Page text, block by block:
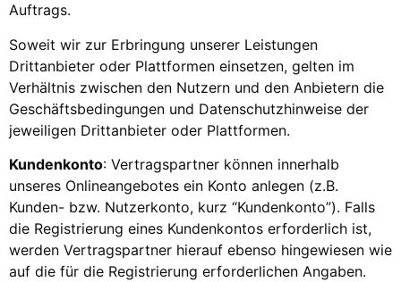
Auftrags.
Soweit wir zur Erbringung unserer Leistungen
Drittanbieter oder Plattformen einsetzen, gelten im
Verhältnis zwischen den Nutzern und den Anbietern die
Geschäftsbedingungen und Datenschutzhinweise der
jeweiligen Drittanbieter oder Plattformen.
Kundenkonto: Vertragspartner können innerhalb
unseres Onlineangebotes ein Konto anlegen (z.B.
Kunden- bzw. Nutzerkonto, kurz “Kundenkonto”). Falls
die Registrierung eines Kundenkontos erforderlich ist,
werden Vertragspartner hierauf ebenso hingewiesen wie
auf die für die Registrierung erforderlichen Angaben.